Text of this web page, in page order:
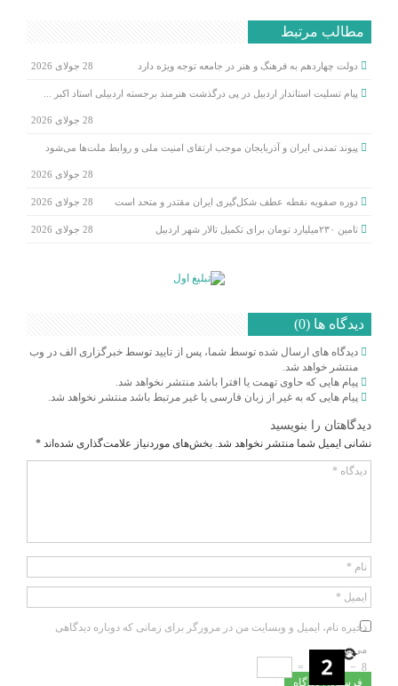
مطالب مرتبط
دولت چهاردهم به فرهنگ و هنر در جامعه توجه ویژه دارد 28 جولای 2026
پیام تسلیت استاندار اردبیل در پی درگذشت هنرمند برجسته اردبیلی استاد اکبر ...
28 جولای 2026
پیوند تمدنی ایران و آذربایجان موجب ارتقای امنیت ملی و روابط ملت‌ها می‌شود
28 جولای 2026
دوره صفویه نقطه عطف شکل‌گیری ایران مقتدر و متحد است 28 جولای 2026
تامین ۲۳۰میلیارد تومان برای تکمیل تالار شهر اردبیل 28 جولای 2026
دیدگاه ها (0)
دیدگاه های ارسال شده توسط شما، پس از تایید توسط خبرگزاری الف در وب
منتشر خواهد شد.
پیام هایی که حاوی تهمت یا افترا باشد منتشر نخواهد شد.
پیام هایی که به غیر از زبان فارسی یا غیر مرتبط باشد منتشر نخواهد شد.
دیدگاهتان را بنویسید
نشانی ایمیل شما منتشر نخواهد شد. بخش‌های موردنیاز علامت‌گذاری شده‌اند *
دیدگاه *
نام *
ایمیل *
ذخیره نام، ایمیل و وبسایت من در مرورگر برای زمانی که دوباره دیدگاهی
می‌نویسم.
8
−
=